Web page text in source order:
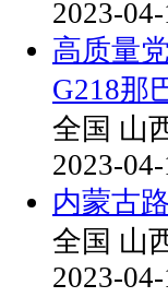
2023-
高质量
G218那
全国 山
2023-
内蒙古
全国 山
2023-